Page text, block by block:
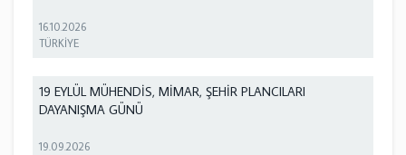
16.10.2026
TÜRKİYE
19 EYLÜL MÜHENDİS, MİMAR, ŞEHİR PLANCILARI
DAYANIŞMA GÜNÜ
19.09.2026